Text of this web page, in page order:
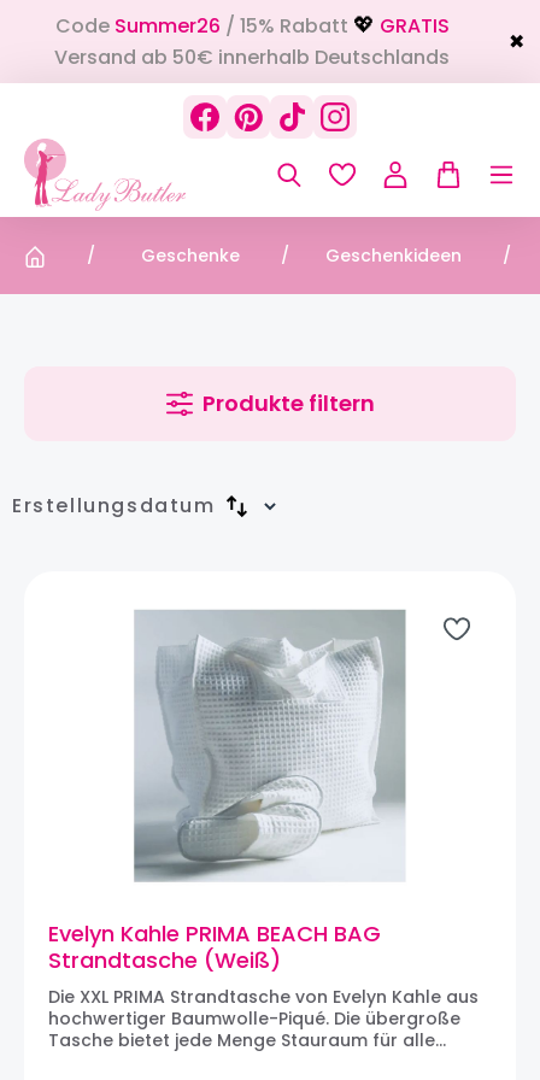
springen
CodeSummer26 / 15% Rabatt 💖 GRATIS
Versand ab 50€ innerhalb Deutschlands
✖
Geschenke Geschenkideen
Produkte filtern
Erstellungsdatum
Evelyn Kahle PRIMA BEACH BAG
Strandtasche (Weiß)
Die XXL PRIMA Strandtasche von Evelyn Kahle aus
hochwertiger Baumwolle-Piqué. Die übergroße
Tasche bietet jede Menge Stauraum für alle